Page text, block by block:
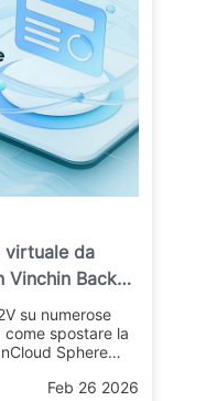
virtuale da
Backup
su numerose
spostare la
Sphere
Scopri i
e affidabile.
Feb 26 2026